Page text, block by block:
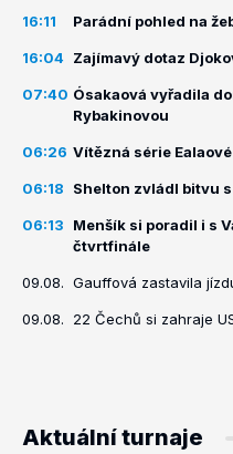
16:11 Parádní pohled na
16:04 Zajímavý dotaz
07:40 Ósakaová vyřadila
Rybakinovou
06:26 Vítězná série
06:18 Shelton zvládl bitvu
06:13
Menšík si poradil i s
čtvrtfinále
09.08. Gauffová zastavila
09.08. 22 Čechů si zahraje
Aktuální turnaje